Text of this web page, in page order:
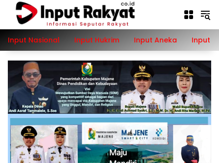
Langsung
konten
Input Nasional
Input Hukrim Input Aneka Input